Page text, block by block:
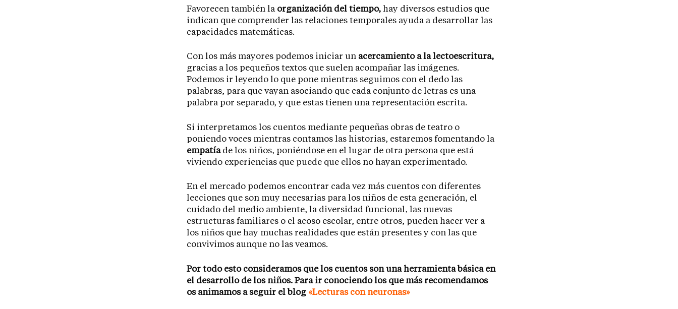
Favorecen también la organización del tiempo, hay diversos estudios que
indican que comprender las relaciones temporales ayuda a desarrollar las
capacidades matemáticas.
Con los más mayores podemos iniciar un acercamiento a la lectoescritura,
gracias a los pequeños textos que suelen acompañar las imágenes.
Podemos ir leyendo lo que pone mientras seguimos con el dedo las
palabras, para que vayan asociando que cada conjunto de letras es una
palabra por separado, y que estas tienen una representación escrita.
Si interpretamos los cuentos mediante pequeñas obras de teatro o
poniendo voces mientras contamos las historias, estaremos fomentando la
empatíade los niños, poniéndose en el lugar de otra persona que está
viviendo experiencias que puede que ellos no hayan experimentado.
En el mercado podemos encontrar cada vez más cuentos con diferentes
lecciones que son muy necesarias para los niños de esta generación, el
cuidado del medio ambiente, la diversidad funcional, las nuevas
estructuras familiares o el acoso escolar, entre otros, pueden hacer ver a
los niños que hay muchas realidades que están presentes y con las que
convivimos aunque no las veamos.
Por todo esto consideramos que los cuentos son una herramienta básica en
el desarrollo de los niños. Para ir conociendo los que más recomendamos
os animamos a seguir el blog «Lecturas con neuronas»